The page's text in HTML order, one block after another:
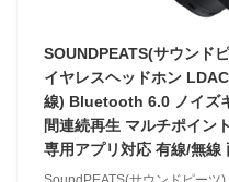
SOUNDPEATS(サウンド
イヤレスヘッドホン
線) Bluetooth 6.0 ノイズ
間連続再生 マルチポイン
専用アプリ対応 有線/無線